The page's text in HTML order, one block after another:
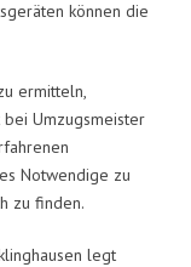
können die
ermitteln,
Umzugsmeister
Notwendige zu
zu finden.
legt